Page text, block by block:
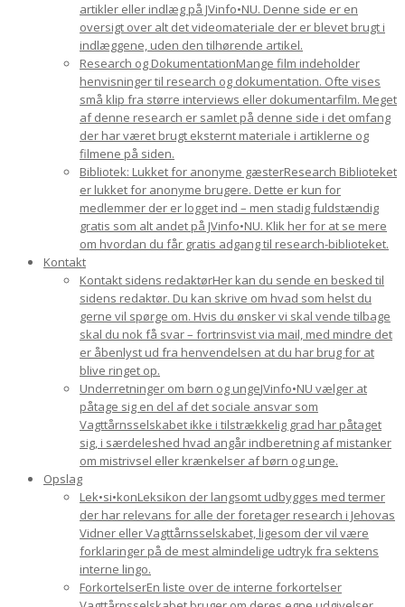
artikler eller indlæg på JVinfo•NU. Denne side er en
oversigt over alt det videomateriale der er blevet brugt i
indlæggene, uden den tilhørende artikel.
Research og DokumentationMange film indeholder
henvisninger til research og dokumentation. Ofte vises
små klip fra større interviews eller dokumentarfilm. Meget
af denne research er samlet på denne side i det omfang
der har været brugt eksternt materiale i artiklerne og
filmene på siden.
Bibliotek: Lukket for anonyme gæsterResearch Biblioteket
er lukket for anonyme brugere. Dette er kun for
medlemmer der er logget ind – men stadig fuldstændig
gratis som alt andet på JVinfo•NU. Klik her for at se mere
om hvordan du får gratis adgang til research-biblioteket.
Kontakt
Kontakt sidens redaktørHer kan du sende en besked til
sidens redaktør. Du kan skrive om hvad som helst du
gerne vil spørge om. Hvis du ønsker vi skal vende tilbage
skal du nok få svar – fortrinsvist via mail, med mindre det
er åbenlyst ud fra henvendelsen at du har brug for at
blive ringet op.
Underretninger om børn og ungeJVinfo•NU vælger at
påtage sig en del af det sociale ansvar som
Vagttårnsselskabet ikke i tilstrækkelig grad har påtaget
sig, i særdeleshed hvad angår indberetning af mistanker
om mistrivsel eller krænkelser af børn og unge.
Opslag
Lek•si•konLeksikon der langsomt udbygges med termer
der har relevans for alle der foretager research i Jehovas
Vidner eller Vagttårnsselskabet, ligesom der vil være
forklaringer på de mest almindelige udtryk fra sektens
interne lingo.
ForkortelserEn liste over de interne forkortelser